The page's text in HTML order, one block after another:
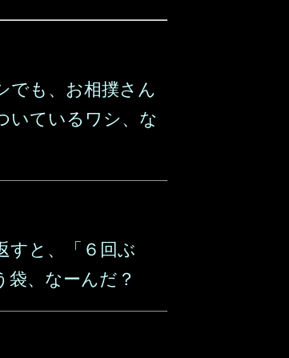
でも、お相撲さん
いているワシ、な
すと、「６回ぶ
袋、なーんだ？